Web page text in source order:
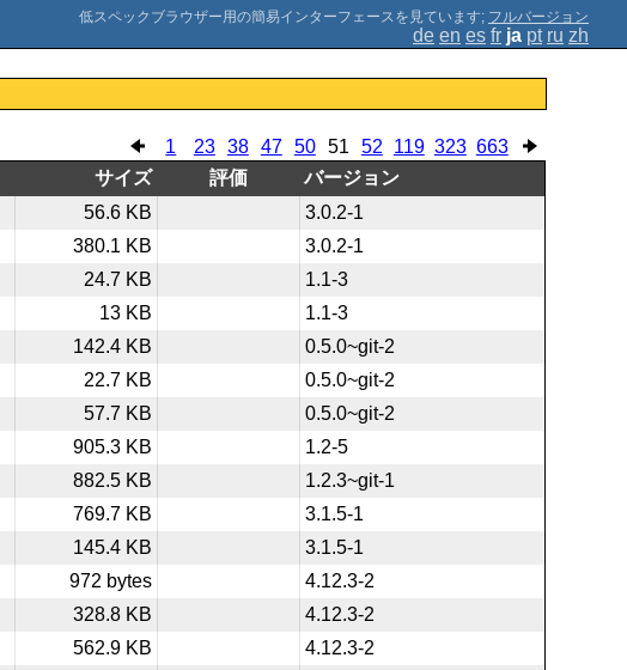
; フルバージョン
de en es fr ja pt ru zh
1 23 38 47 50 51 52 119 323 663
サイズ 評価
バージョン
56.6 KB
3.0.2-1
380.1 KB
3.0.2-1
24.7 KB
1.1-3
13 KB
1.1-3
142.4 KB
0.5.0~git-2
22.7 KB
0.5.0~git-2
57.7 KB
0.5.0~git-2
905.3 KB
1.2-5
882.5 KB
1.2.3~git-1
769.7 KB
3.1.5-1
145.4 KB
3.1.5-1
972 bytes
4.12.3-2
328.8 KB
4.12.3-2
562.9 KB
4.12.3-2